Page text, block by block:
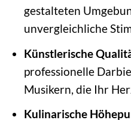
gestalteten
unvergleichliche
Künstlerische
professionelle
Musikern, die Ihr
Kulinarische